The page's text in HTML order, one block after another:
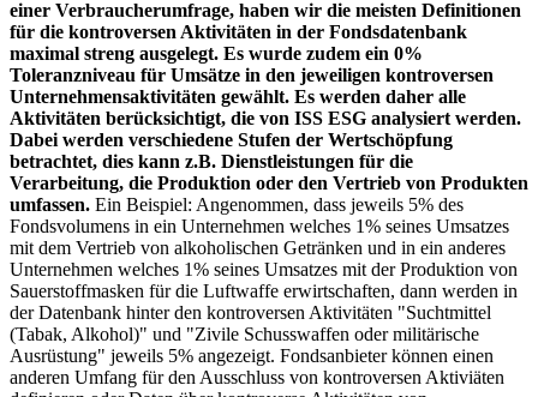
einer Verbraucherumfrage, haben wir die meisten Definitionen
für die kontroversen Aktivitäten in der Fondsdatenbank
maximal streng ausgelegt. Es wurde zudem ein 0%
Toleranzniveau für Umsätze in den jeweiligen kontroversen
Unternehmensaktivitäten gewählt. Es werden daher alle
Aktivitäten berücksichtigt, die von ISS ESG analysiert werden.
Dabei werden verschiedene Stufen der Wertschöpfung
betrachtet, dies kann z.B. Dienstleistungen für die
Verarbeitung, die Produktion oder den Vertrieb von Produkten
umfassen. Ein Beispiel: Angenommen, dass jeweils 5% des
Fondsvolumens in ein Unternehmen welches 1% seines Umsatzes
mit dem Vertrieb von alkoholischen Getränken und in ein anderes
Unternehmen welches 1% seines Umsatzes mit der Produktion von
Sauerstoffmasken für die Luftwaffe erwirtschaften, dann werden in
der Datenbank hinter den kontroversen Aktivitäten "Suchtmittel
(Tabak, Alkohol)" und "Zivile Schusswaffen oder militärische
Ausrüstung" jeweils 5% angezeigt. Fondsanbieter können einen
anderen Umfang für den Ausschluss von kontroversen Aktiviäten